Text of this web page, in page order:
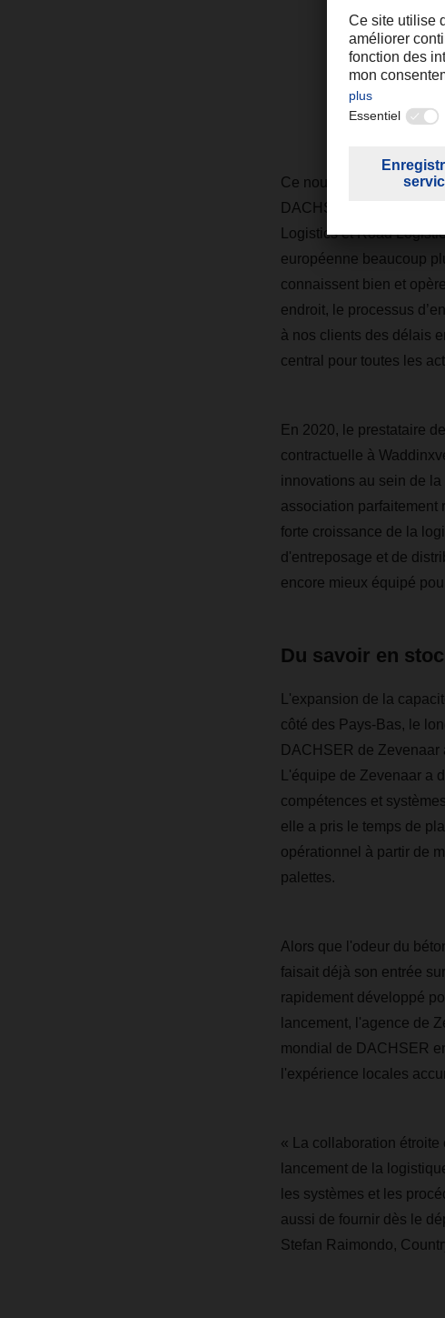
Ce nouvel entrepôt se
DACHSER à
Logistics et Road
européenne beaucoup
connaissent bien et
endroit, le processus
à nos clients des délais
central pour toutes les
En 2020, le prestataire
contractuelle à
innovations au sein de
association parfaitement
forte croissance de la
d'entreposage et de
encore mieux équipé
Du savoir en
L'expansion de la
côté des Pays-Bas, le
DACHSER de
L'équipe de Zevenaar a
compétences et
elle a pris le temps de
opérationnel à partir de
palettes.
Alors que l'odeur du
faisait déjà son entrée
rapidement développé
lancement, l'agence de
mondial de DACHSER
l'expérience locales
« La collaboration
lancement de la
les systèmes et les
aussi de fournir dès le
Stefan Raimondo,